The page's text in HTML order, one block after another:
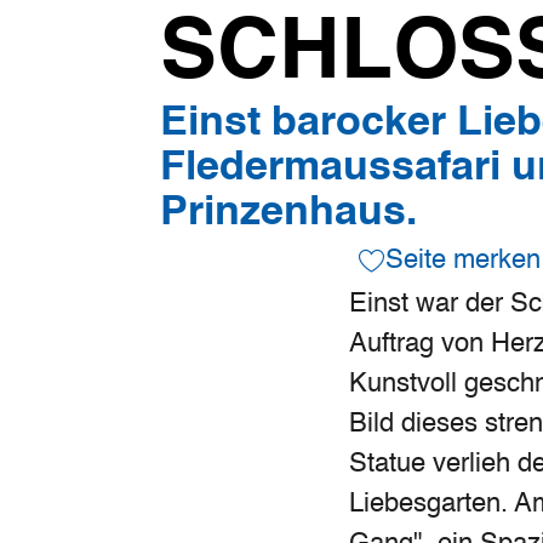
Einst barocker
Fledermaussafari
Prinzenhaus.
Seite merken
Einst war der
Auftrag von
Kunstvoll
Bild dieses
Statue verlieh
Liebesgarten.